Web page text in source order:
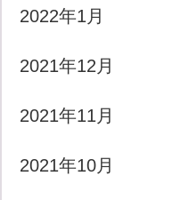
2022年1月
2021年12月
2021年11月
2021年10月